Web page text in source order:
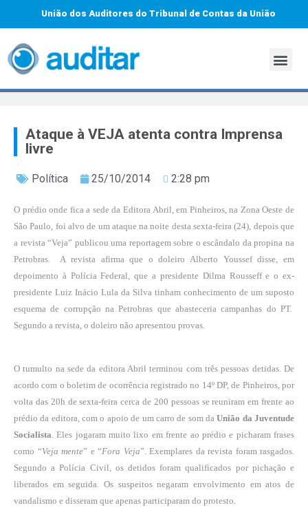
União dos Auditores do Tribunal de Contas da União
Ataque à VEJA atenta contra Imprensa
livre
Política 25/10/2014 2:28 pm
O prédio onde fica a sede da Editora Abril, em Pinheiros, na Zona Oeste de
São Paulo, foi alvo de um ataque na noite desta sexta-feira (24), depois que
a revista “Veja” publicou uma reportagem sobre o escândalo da propina na
Petrobras. A revista afirma que o doleiro Alberto Youssef disse, em
depoimento à Polícia Federal, que a presidente Dilma Rousseff e o ex-
presidente Luiz Inácio Lula da Silva tinham conhecimento de um suposto
esquema de corrupção na Petrobras que abasteceria campanhas do PT.
Segundo a revista, o doleiro não apresentou provas.
O tumulto na sede da editora Abril terminou com três pessoas detidas. De
acordo com o boletim de ocorrência registrado no 14º DP, de Pinheiros, por
volta das 20h de sexta-feira cerca de 200 pessoas se reuniram em frente ao
prédio da editora, com o apoio de um carro de som daUnião da Juventude
Socialista . Eles jogaram muito lixo em frente ao prédio e picharam frases
como “Veja mente” e “Fora Veja”. Exemplares da revista foram rasgados.
Segundo a Polícia Civil, os detidos foram qualificados por pichação e
liberados em seguida. Os suspeitos negaram envolvimento em atos de
vandalismo e disseram que apenas participaram do protesto.